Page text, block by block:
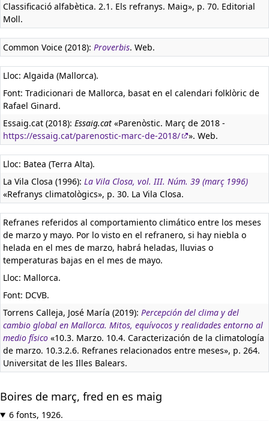
Classificació alfabètica. 2.1. Els refranys. Maig», p. 70. Editorial
Moll.
Common Voice (2018): Proverbis. Web.
Lloc: Algaida (Mallorca).
Font: Tradicionari de Mallorca, basat en el calendari folklòric de
Rafael Ginard.
Essaig.cat (2018): Essaig.cat «Parenòstic. Març de 2018 -
https://essaig.cat/parenostic-marc-de-2018/
». Web.
Lloc: Batea (Terra Alta).
La Vila Closa (1996): La Vila Closa, vol. III. Núm. 39 (març 1996)
«Refranys climatològics», p. 30. La Vila Closa.
Refranes referidos al comportamiento climático entre los meses
de marzo y mayo. Por lo visto en el refranero, si hay niebla o
helada en el mes de marzo, habrá heladas, lluvias o
temperaturas bajas en el mes de mayo.
Lloc: Mallorca.
Font: DCVB.
Torrens Calleja, José María (2019): Percepción del clima y del
cambio global en Mallorca. Mitos, equívocos y realidades entorno al
medio físico «10.3. Marzo. 10.4. Caracterización de la climatología
de marzo. 10.3.2.6. Refranes relacionados entre meses», p. 264.
Universitat de les Illes Balears.
Boires de març, fred en es maig
6 fonts, 1926.